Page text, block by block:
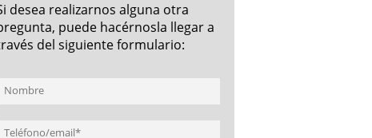
desea realizarnos alguna otra
puede hacérnosla llegar a
del siguiente formulario: